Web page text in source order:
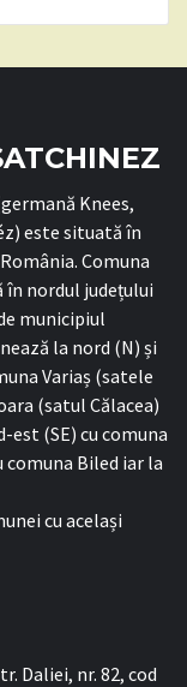
Knees,
este situată în
Comuna
în nordul județului
municipiul
la nord (N) și
Variaș (satele
(satul Călacea)
est (SE) cu comuna
comuna Biled iar la
cu același
Daliei, nr. 82, cod